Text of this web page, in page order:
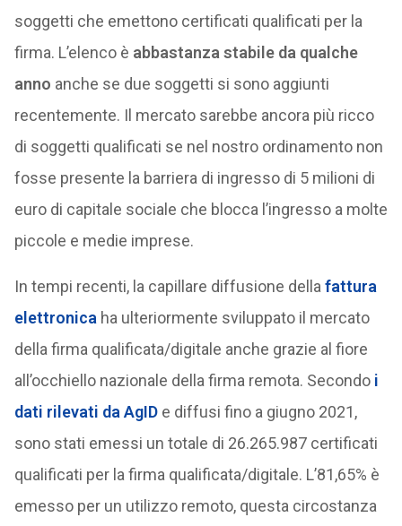
soggetti che emettono certificati qualificati per la
firma. L’elenco è abbastanza stabile da qualche
anno anche se due soggetti si sono aggiunti
recentemente. Il mercato sarebbe ancora più ricco
di soggetti qualificati se nel nostro ordinamento non
fosse presente la barriera di ingresso di 5 milioni di
euro di capitale sociale che blocca l’ingresso a molte
piccole e medie imprese.
In tempi recenti, la capillare diffusione della fattura
elettronica ha ulteriormente sviluppato il mercato
della firma qualificata/digitale anche grazie al fiore
all’occhiello nazionale della firma remota. Secondo i
dati rilevati da AgIDe diffusi fino a giugno 2021,
sono stati emessi un totale di 26.265.987 certificati
qualificati per la firma qualificata/digitale. L’81,65% è
emesso per un utilizzo remoto, questa circostanza